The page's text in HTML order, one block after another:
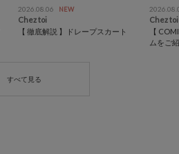
2026.08.06 NEW
Chez toi
【 徹底解説 】ドレープスカート
Chez toi
【
ムをご